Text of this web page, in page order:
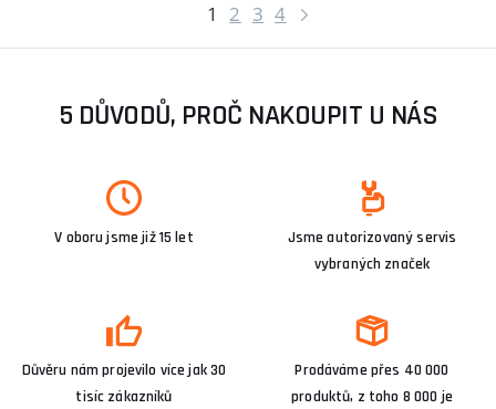
1 2 3 4
5 DŮVODŮ, PROČ NAKOUPIT U NÁS
V oboru jsme již 15 let
Jsme autorizovaný servis
vybraných značek
Důvěru nám projevilo více jak 30
tisíc zákazníků
Prodáváme přes 40 000
produktů, z toho 8 000 je